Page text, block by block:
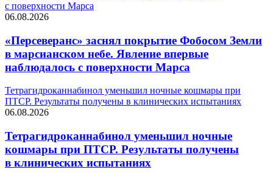
с поверхности Марса
06.08.2026
«Персеверанс» заснял покрытие Фобосом Земли
в марсианском небе. Явление впервые
наблюдалось с поверхности Марса
Тетрагидроканнабинол уменьшил ночные кошмары при
ПТСР. Результаты получены в клинических испытаниях
06.08.2026
Тетрагидроканнабинол уменьшил ночные
кошмары при ПТСР. Результаты получены
в клинических испытаниях